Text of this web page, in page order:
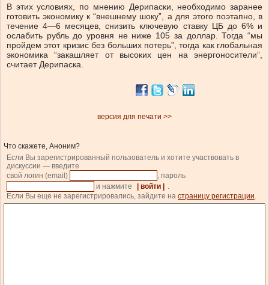
В этих условиях, по мнению Дерипаски, необходимо заранее
готовить экономику к “внешнему шоку”, а для этого поэтапно, в
течение 4—6 месяцев, снизить ключевую ставку ЦБ до 6% и
ослабить рубль до уровня не ниже 105 за доллар. Тогда “мы
пройдем этот кризис без больших потерь”, тогда как глобальная
экономика “закашляет от высоких цен на энергоносители”,
считает Дерипаска.
версия для печати >>
Что скажете, Аноним?
Если Вы зарегистрированный пользователь и хотите участвовать в
дискуссии — введите
свой логин (email)
, пароль
и нажмите
| войти |
.
Если Вы еще не зарегистрировались, зайдите на страницу регистрации.